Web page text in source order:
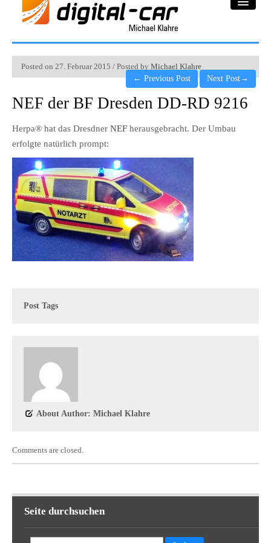
DC-Car® Bereich
Downloadbereich
Impressum
Datenschutzerklärung
Posted on 27. Februar 2015 / Posted by Michael Klahre
← Previous Post Next Post→
NEF der BF Dresden DD-RD 9216
Herpa® hat das Dresdner NEF herausgebracht. Der Umbau
erfolgte natürlich prompt:
Post Tags
About Author: Michael Klahre
Comments are closed.
Seite durchsuchen